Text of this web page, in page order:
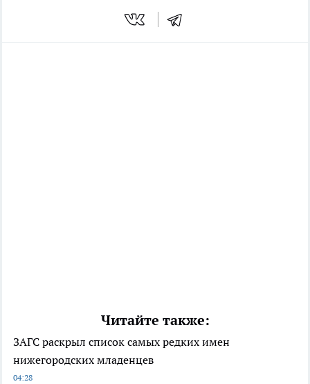
Читайте также:
ЗАГС раскрыл список самых редких имен
нижегородских младенцев
04:28